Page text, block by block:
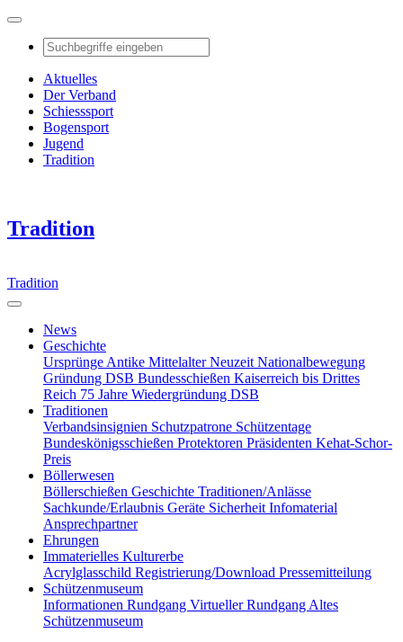
Aktuelles
Der Verband
Schiesssport
Bogensport
Jugend
Tradition
Tradition
Tradition
News
Geschichte
Ursprünge Antike MittelalterNeuzeit Nationalbewegung
Gründung DSB Bundesschießen Kaiserreich bis Drittes
Reich 75 Jahre Wiedergründung DSB
Traditionen
Verbandsinsignien Schutzpatrone Schützentage
Bundeskönigsschießen Protektoren Präsidenten Kehat-Schor-
Preis
Böllerwesen
Böllerschießen Geschichte Traditionen/Anlässe
Sachkunde/Erlaubnis Geräte Sicherheit Infomaterial
Ansprechpartner
Ehrungen
Immaterielles Kulturerbe
Acrylglasschild Registrierung/Download Pressemitteilung
Schützenmuseum
Informationen Rundgang Virtueller Rundgang Altes
Schützenmuseum